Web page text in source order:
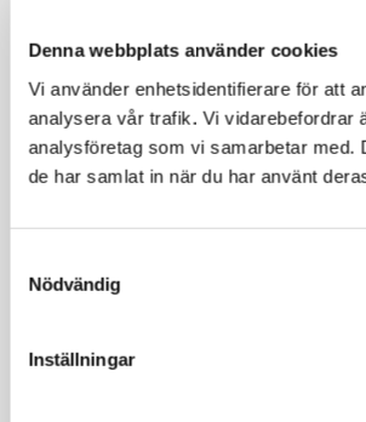
Denna webbplats använder cookies
Vi använder enhetsidentifierare för att
analysera vår trafik. Vi vidarebefordrar
analysföretag som vi samarbetar med.
de har samlat in när du har använt
Nödvändig
Inställningar